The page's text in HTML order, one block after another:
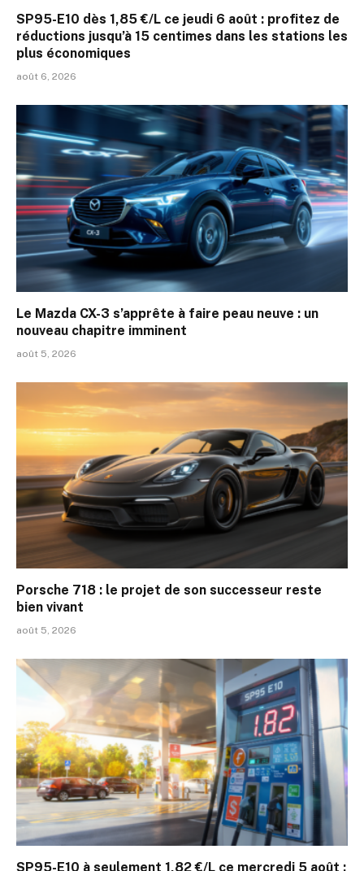
SP95-E10 dès 1,85 €/L ce jeudi 6 août : profitez de
réductions jusqu’à 15 centimes dans les stations les
plus économiques
août 6, 2026
Le Mazda CX-3 s’apprête à faire peau neuve : un
nouveau chapitre imminent
août 5, 2026
Porsche 718 : le projet de son successeur reste
bien vivant
août 5, 2026
SP95-E10 à seulement 1,82 €/L ce mercredi 5 août :